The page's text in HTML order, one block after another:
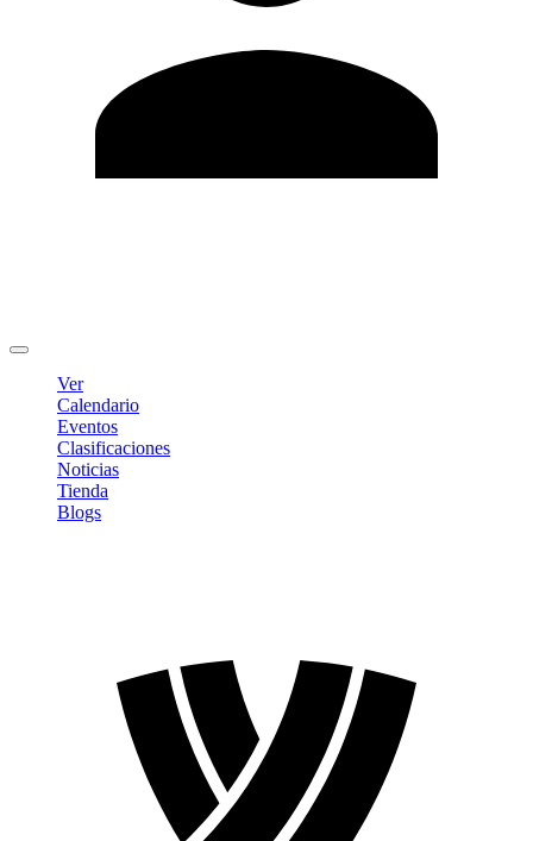
Ver
Calendario
Eventos
Clasificaciones
Noticias
Tienda
Blogs